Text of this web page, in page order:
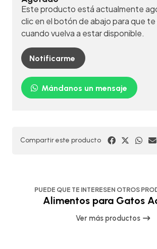
Este producto está actualmente
clic en el botón de abajo para que te
cuando vuelva a estar disponible.
Notificarme
Mándanos un mensaje
Compartir este producto
PUEDE QUE TE INTERESEN OTROS
Alimentos para Gatos
Ver más productos